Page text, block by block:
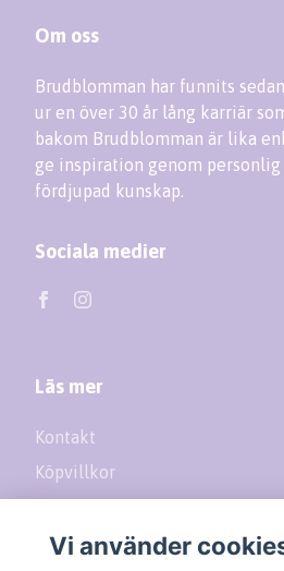
Om oss
Brudblomman har funnits
ur en över 30 år lång karriär
bakom Brudblomman är lika
ge inspiration genom personlig
fördjupad kunskap.
Sociala medier
Läs mer
Kontakt
Köpvillkor
Vi använder